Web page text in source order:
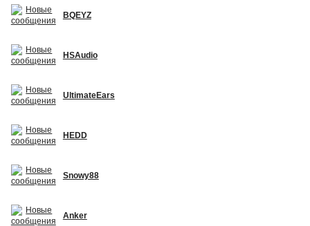
BQEYZ
HSAudio
UltimateEars
HEDD
Snowy88
Anker